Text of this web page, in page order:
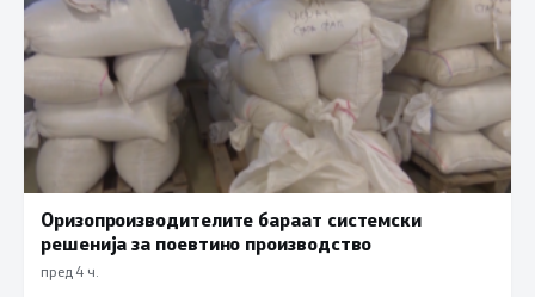
Оризопроизводителите бараат системски
решенија за поевтино производство
пред 4 ч.